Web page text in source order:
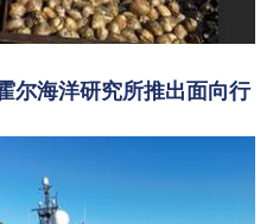
尔海洋研究所推出面向行